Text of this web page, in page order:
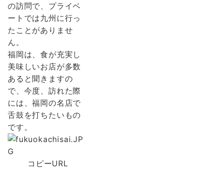
の訪問で、プライベ
ートでは九州に行っ
たことがありませ
ん。
福岡は、食が充実し
美味しいお店が多数
あると聞きますの
で、今度、訪れた際
には、福岡の名店で
舌鼓を打ちたいもの
です。
コピーURL